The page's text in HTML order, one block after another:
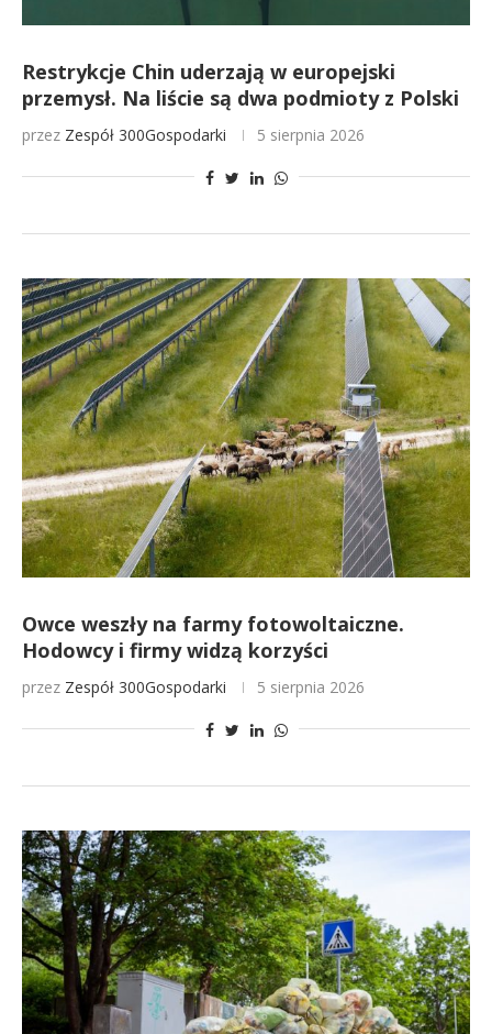
Restrykcje Chin uderzają w europejski
przemysł. Na liście są dwa podmioty z Polski
przez Zespół 300Gospodarki 5 sierpnia 2026
Owce weszły na farmy fotowoltaiczne.
Hodowcy i firmy widzą korzyści
przez Zespół 300Gospodarki 5 sierpnia 2026